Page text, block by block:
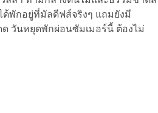
ด้พักอยู่ที่มัลดีฟส์จริงๆ แถมยังมี
วันหยุดพักผ่อนซัมเมอร์นี้ ต้องไม่